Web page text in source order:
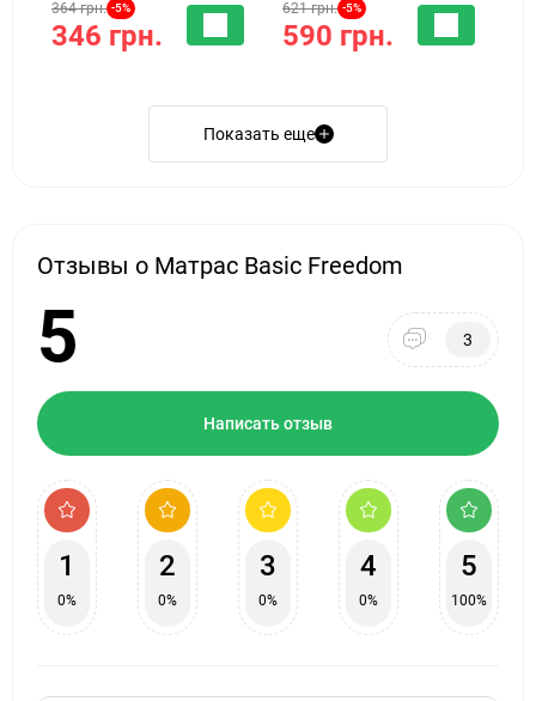
364 грн. -5%
346 грн.
621 грн. -5%
590 грн.
Показать еще
Отзывы о Матрас Basic Freedom
5 3
Написать отзыв
1
0%
2
0%
3
0%
4
0%
5
100%